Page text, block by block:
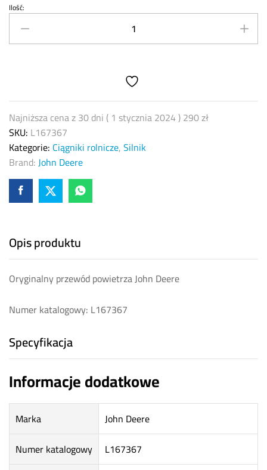
Przewód
powietrza
John
Ilość:
Najniższa cena z 30 dni ( 1 stycznia 2024)290zł
SKU: L167367
Kategorie: Ciągniki rolnicze,Silnik
Brand:John Deere
Opis produktu
Oryginalny przewód powietrza John Deere
Numer katalogowy: L167367
Specyfikacja
Informacje dodatkowe
Marka
John Deere
Numer katalogowy
L167367